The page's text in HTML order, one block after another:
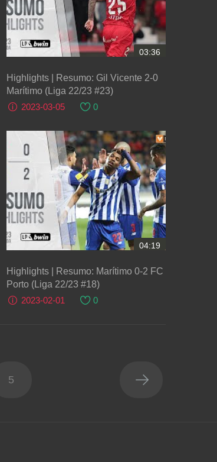
03:36
Highlights | Resumo: Gil Vicente 2-0
Marítimo (Liga 22/23 #23)
2023-03-05
0
04:19
Highlights | Resumo: Marítimo 0-2 FC
Porto (Liga 22/23 #18)
2023-02-01
0
5